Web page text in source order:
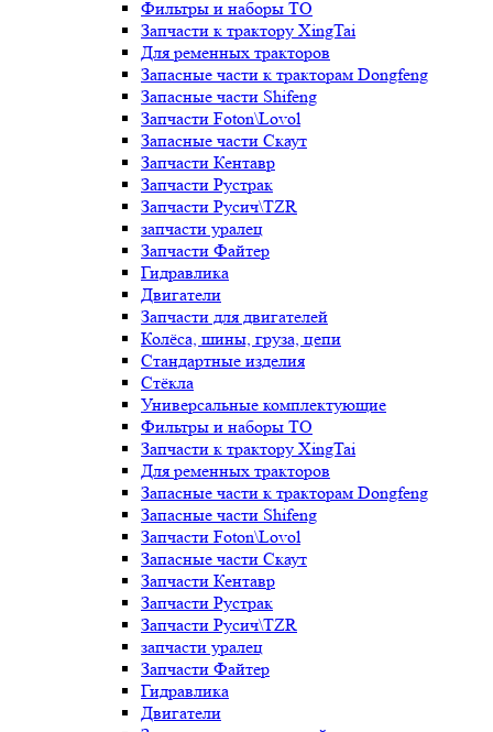
Фильтры и наборы ТО
Запчасти к трактору XingTai
Для ременных тракторов
Запасные части к тракторам Dongfeng
Запасные части Shifeng
Запчасти Foton\Lovol
Запасные части Скаут
Запчасти Кентавр
Запчасти Рустрак
Запчасти Русич\TZR
запчасти уралец
Запчасти Файтер
Гидравлика
Двигатели
Запчасти для двигателей
Колёса, шины, груза, цепи
Стандартные изделия
Стёкла
Универсальные комплектующие
Фильтры и наборы ТО
Запчасти к трактору XingTai
Для ременных тракторов
Запасные части к тракторам Dongfeng
Запасные части Shifeng
Запчасти Foton\Lovol
Запасные части Скаут
Запчасти Кентавр
Запчасти Рустрак
Запчасти Русич\TZR
запчасти уралец
Запчасти Файтер
Гидравлика
Двигатели